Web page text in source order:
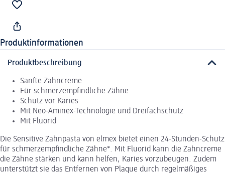
Produktinformationen
Produktbeschreibung
Sanfte Zahncreme
Für schmerzempfindliche Zähne
Schutz vor Karies
Mit Neo-Aminex-Technologie und Dreifachschutz
Mit Fluorid
Die Sensitive Zahnpasta von elmex bietet einen 24-Stunden-Schutz
für schmerzempfindliche Zähne*. Mit Fluorid kann die Zahncreme
die Zähne stärken und kann helfen, Karies vorzubeugen. Zudem
unterstützt sie das Entfernen von Plaque durch regelmäßiges